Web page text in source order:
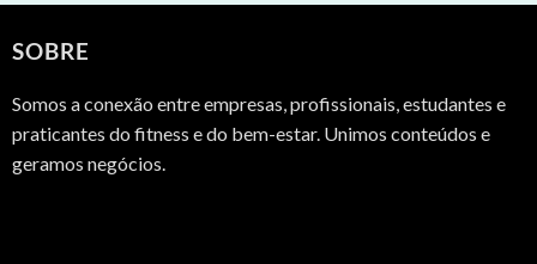
SOBRE
Somos a conexão entre empresas, profissionais, estudantes e
praticantes do fitness e do bem-estar. Unimos conteúdos e
geramos negócios.